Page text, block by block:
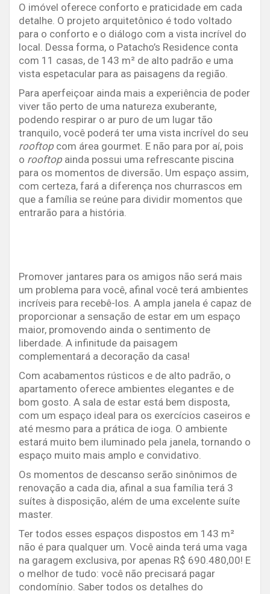
O imóvel oferece conforto e praticidade em cada
detalhe. O projeto arquitetônico é todo voltado
para o conforto e o diálogo com a vista incrível do
local. Dessa forma, o Patacho’s Residence conta
com 11 casas, de 143 m² de alto padrão e uma
vista espetacular para as paisagens da região.
Para aperfeiçoar ainda mais a experiência de poder
viver tão perto de uma natureza exuberante,
podendo respirar o ar puro de um lugar tão
tranquilo, você poderá ter uma vista incrível do seu
rooftop com área gourmet. E não para por aí, pois
o rooftop ainda possui uma refrescante piscina
para os momentos de diversão. Um espaço assim,
com certeza, fará a diferença nos churrascos em
que a família se reúne para dividir momentos que
entrarão para a história.
Promover jantares para os amigos não será mais
um problema para você, afinal você terá ambientes
incríveis para recebê-los. A ampla janela é capaz de
proporcionar a sensação de estar em um espaço
maior, promovendo ainda o sentimento de
liberdade. A infinitude da paisagem
complementará a decoração da casa!
Com acabamentos rústicos e de alto padrão, o
apartamento oferece ambientes elegantes e de
bom gosto. A sala de estar está bem disposta,
com um espaço ideal para os exercícios caseiros e
até mesmo para a prática de ioga. O ambiente
estará muito bem iluminado pela janela, tornando o
espaço muito mais amplo e convidativo.
Os momentos de descanso serão sinônimos de
renovação a cada dia, afinal a sua família terá 3
suítes à disposição, além de uma excelente suíte
master.
Ter todos esses espaços dispostos em 143 m²
não é para qualquer um. Você ainda terá uma vaga
na garagem exclusiva, por apenas R$ 690.480,00! E
o melhor de tudo: você não precisará pagar
condomínio. Saber todos os detalhes do